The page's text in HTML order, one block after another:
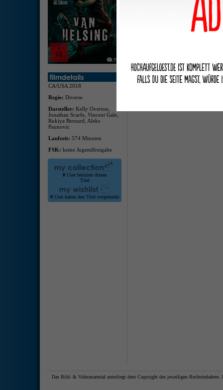
CA/USA 2018
Regie: Diverse
Darsteller: Kelly Overton,
Jonathan Scarfe, Vincent Gale,
Rukiya Bernard, Aleks
Paunovic
Laufzeit: 574 Minuten
FSK: keine Jugendfreigabe
0User besitzen diesen
Titel
0User haben den Titel vorgemerkt
Das Bild- & Videomaterial unterliegt dem Copyright des jeweiligen